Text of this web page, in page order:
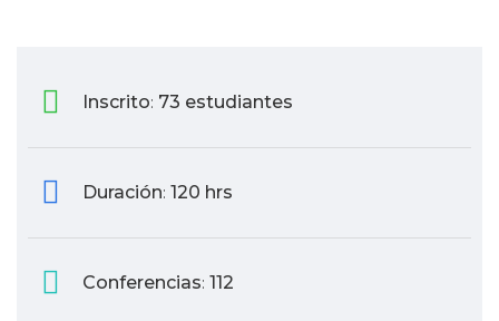
Inscrito: 73 estudiantes
Duración: 120 hrs
Conferencias: 112